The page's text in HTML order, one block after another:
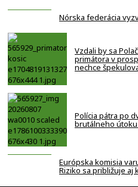
Nórska federácia
Vzdali by sa
primátora v
nechce
Polícia pátra po
brutálneho útoku
Európska komisia
Riziko sa približuje aj